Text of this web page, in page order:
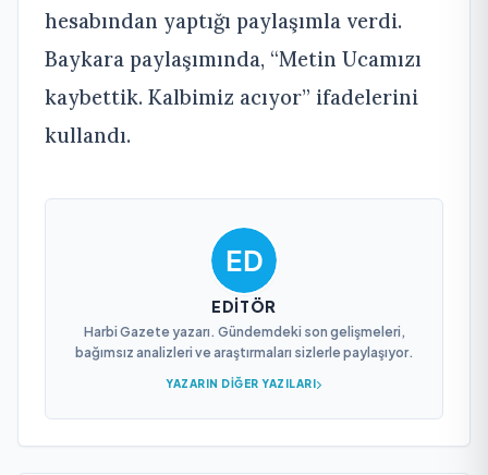
hesabından yaptığı paylaşımla verdi.
Baykara paylaşımında, “Metin Ucamızı
kaybettik. Kalbimiz acıyor” ifadelerini
kullandı.
EDITÖR
Harbi Gazete yazarı. Gündemdeki son gelişmeleri,
bağımsız analizleri ve araştırmaları sizlerle paylaşıyor.
YAZARIN DIĞER YAZILARI